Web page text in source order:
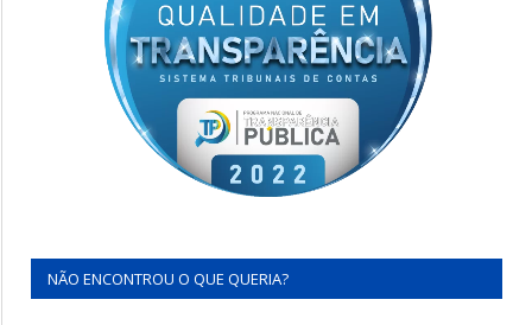
NÃO ENCONTROU O QUE QUERIA?